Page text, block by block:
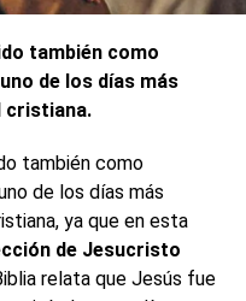
también como
de los días más
cristiana.
también como
de los días más
ya que en esta
de Jesucristo
relata que Jesús fue